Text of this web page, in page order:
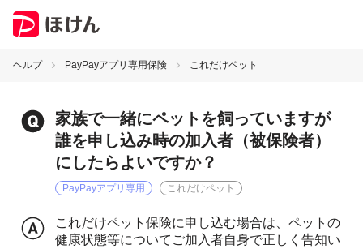
ヘルプ PayPayアプリ専用保険 これだけペット
家族で一緒にペットを飼っていますが
誰を申し込み時の加入者（被保険者）
にしたらよいですか？
PayPayアプリ専用 これだけペット
これだけペット保険に申し込む場合は、ペットの
健康状態等についてご加入者自身で正しく告知い